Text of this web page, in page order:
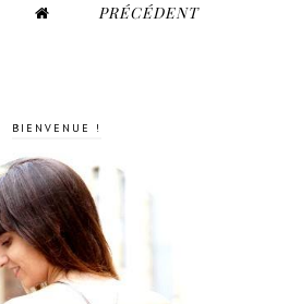
PRÉCÉDENT
BIENVENUE !